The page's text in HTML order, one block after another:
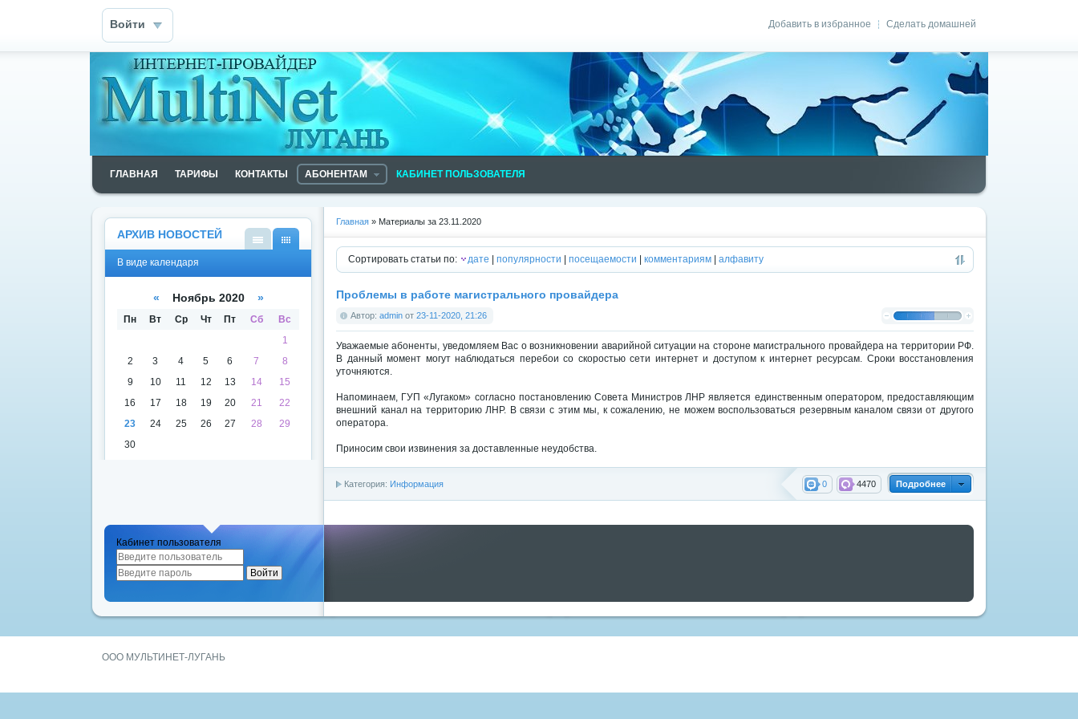
Сделать домашней
Добавить в избранное
Войти
ГЛАВНАЯ ТАРИФЫ КОНТАКТЫ АБОНЕНТАМ КАБИНЕТ ПОЛЬЗОВАТЕЛЯ
Главная » Материалы за 23.11.2020
Сортировать статьи по: дате популярности посещаемости комментариям алфавиту
Проблемы в работе магистрального провайдера
Автор: admin от 23-11-2020, 21:26
Уважаемые абоненты, уведомляем Вас о возникновении аварийной ситуации на стороне магистрального провайдера на территории РФ.
В данный момент могут наблюдаться перебои со скоростью сети интернет и доступом к интернет ресурсам. Сроки восстановления
уточняются.
Напоминаем, ГУП «Лугаком» согласно постановлению Совета Министров ЛНР является единственным оператором, предоставляющим
внешний канал на территорию ЛНР. В связи с этим мы, к сожалению, не можем воспользоваться резервным каналом связи от другого
оператора.
Приносим свои извинения за доставленные неудобства.
Подробнее
4470
0
Категория: Информация
АРХИВ НОВОСТЕЙ
кален
списк
В виде календаря
« Ноябрь 2020 »
Пн Вт Ср Чт Пт Сб
Вс
1
2
3 4 5 6 7
8
9
10 11 12 13 14
15
16
17 18 19 20 21
22
23
24 25 26 27 28
29
30
Кабинет пользователя
ООО МУЛЬТИНЕТ-ЛУГАНЬ